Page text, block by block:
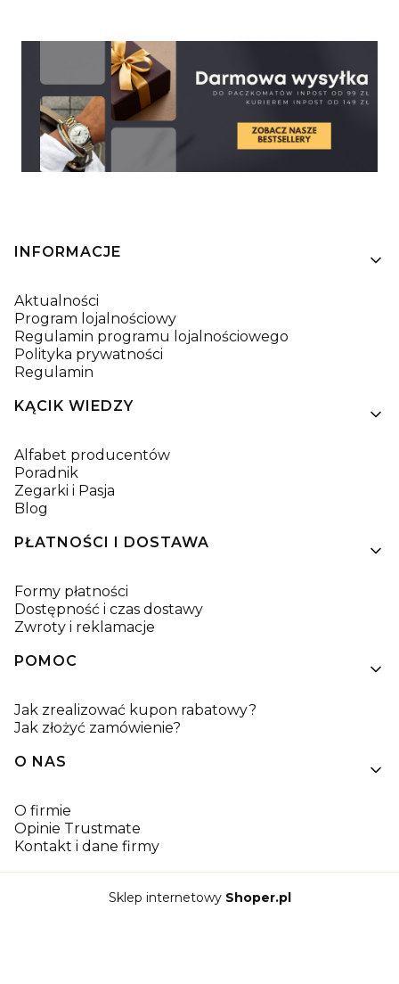
Linki w stopce
INFORMACJE
Aktualności
Program lojalnościowy
Regulamin programu lojalnościowego
Polityka prywatności
Regulamin
KĄCIK WIEDZY
Alfabet producentów
Poradnik
Zegarki i Pasja
Blog
PŁATNOŚCI I DOSTAWA
Formy płatności
Dostępność i czas dostawy
Zwroty i reklamacje
POMOC
Jak zrealizować kupon rabatowy?
Jak złożyć zamówienie?
O NAS
O firmie
Opinie Trustmate
Kontakt i dane firmy
Sklep internetowy Shoper.pl